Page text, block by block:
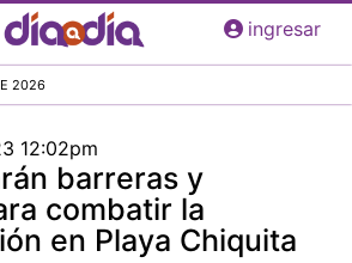
Pasar
al
principal
ingresar
2026
12:02pm
barreras y
combatir la
en Playa Chiquita